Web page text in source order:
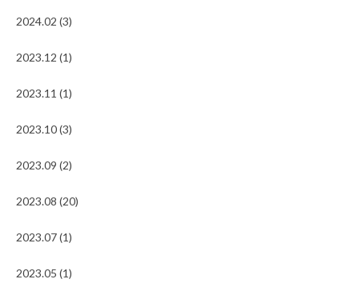
2024.02 (3)
2023.12 (1)
2023.11 (1)
2023.10 (3)
2023.09 (2)
2023.08 (20)
2023.07 (1)
2023.05 (1)